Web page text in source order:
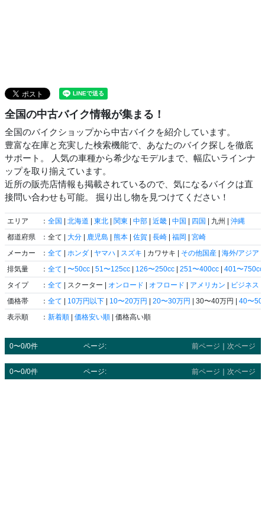
全国の中古バイク情報が集まる！
全国のバイクショップから中古バイクを紹介しています。
豊富な在庫と充実した検索機能で、あなたのバイク探しを徹底
サポート。 人気の車種から希少なモデルまで、幅広いラインナ
ップを取り揃えています。
近所の販売店情報も掲載されているので、気になるバイクは直
接問い合わせも可能。 掘り出し物を見つけてください！
エリア ： 全国 | 北海道 | 東北 | 関東 | 中部 | 近畿 | 中国 | 四国 | 九州 | 沖縄
都道府県
：全て | 大分 | 鹿児島 | 熊本 | 佐賀 | 長崎 | 福岡 | 宮崎
メーカー
： 全て | ホンダ | ヤマハ | スズキ | カワサキ | その他国産 | 海外/アジア
排気量
： 全て | 〜50cc | 51〜125cc | 126〜250cc | 251〜400cc | 401〜750cc
タイプ
： 全て | スクーター | オンロード | オフロード | アメリカン | ビジネス
価格帯
： 全て | 10万円以下 | 10〜20万円 | 20〜30万円 | 30〜40万円 | 40〜50
表示順
： 新着順 | 価格安い順 | 価格高い順
0〜0/0件 ページ: 前ページ 次ページ
0〜0/0件 ページ: 前ページ ｜ 次ページ